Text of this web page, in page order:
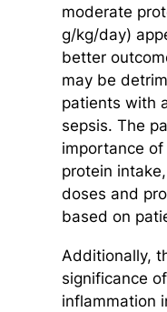
moderate
g/kg/day)
better
may be
patients with
sepsis. The
importance
protein
doses and
based on
Additionally,
significance
inflammation